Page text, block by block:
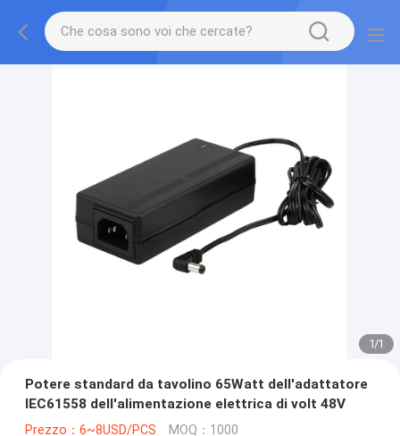
1/1
Potere standard da tavolino 65Watt dell'adattatore
IEC61558 dell'alimentazione elettrica di volt 48V
Prezzo：6~8USD/PCS MOQ：1000